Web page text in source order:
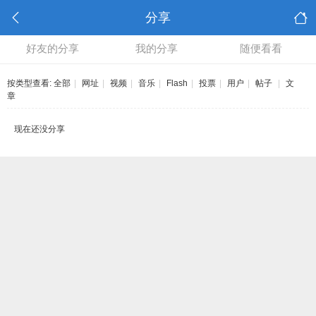
分享
好友的分享 我的分享 随便看看
按类型查看: 全部 网址 视频 音乐 Flash 投票 用户 帖子
文
章
现在还没分享